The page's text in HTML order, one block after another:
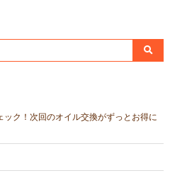
ク！次回のオイル交換がずっとお得に